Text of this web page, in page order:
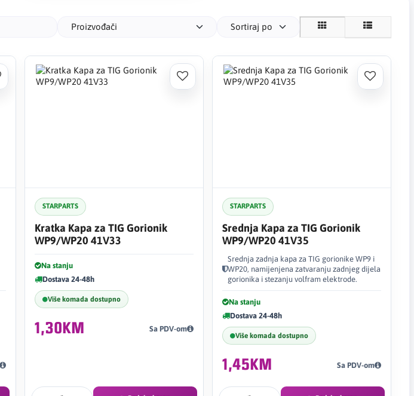
Proizvođači Sortiraj po
STARPARTS
Kratka Kapa za TIG Gorionik
WP9/WP20 41V33
Na stanju
Dostava 24-48h
Više komada dostupno
1,30KM Sa PDV-om
STARPARTS
Srednja Kapa za TIG Gorionik
WP9/WP20 41V35
Srednja zadnja kapa za TIG gorionike WP9 i
WP20, namijenjena zatvaranju zadnjeg dijela
gorionika i stezanju volfram elektrode.
Na stanju
Dostava 24-48h
Više komada dostupno
1,45KM Sa PDV-om